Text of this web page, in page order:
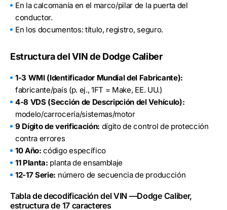
En la calcomanía en el marco/pilar de la puerta del
conductor.
En los documentos: título, registro, seguro.
Estructura del VIN de Dodge Caliber
1-3 WMI (Identificador Mundial del Fabricante):
fabricante/país (p. ej., 1FT = Make, EE. UU.)
4-8 VDS (Sección de Descripción del Vehículo):
modelo/carrocería/sistemas/motor
9 Dígito de verificación: dígito de control de protección
contra errores
10 Año: código específico
11 Planta: planta de ensamblaje
12-17 Serie: número de secuencia de producción
Tabla de decodificación del VIN —Dodge Caliber,
estructura de 17 caracteres